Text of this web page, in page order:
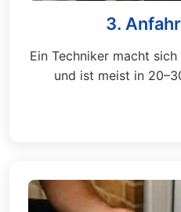
3.
Ein Techniker macht
und ist meist in